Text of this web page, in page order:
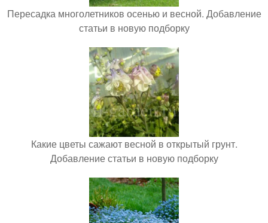
Пересадка многолетников осенью и весной. Добавление
статьи в новую подборку
Какие цветы сажают весной в открытый грунт.
Добавление статьи в новую подборку